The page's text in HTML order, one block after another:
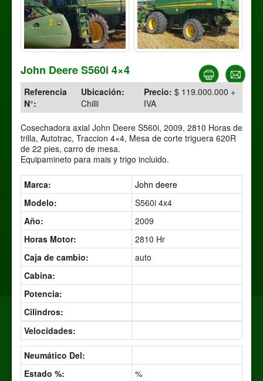
John Deere S560i 4×4
Referencia
N°:
Ubicación:
Chilli
Precio: $ 119.000.000 +
IVA
Cosechadora axial John Deere S560i, 2009, 2810 Horas de
trilla, Autotrac, Traccion 4×4, Mesa de corte triguera 620R
de 22 pies, carro de mesa.
Equipamineto para mais y trigo incluido.
Marca:
John deere
Modelo:
S560i 4x4
Año:
2009
Horas Motor:
2810 Hr
Caja de cambio:
auto
Cabina:
Potencia:
Cilindros:
Velocidades:
Neumático Del:
Estado %:
%